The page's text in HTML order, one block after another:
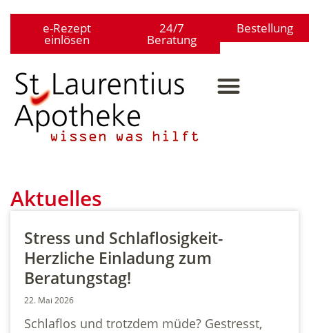
Bestellung
24/7
Beratung
e-Rezept
einlösen
Aktuelles
Stress und Schlaflosigkeit-
Herzliche Einladung zum
Beratungstag!
22. Mai 2026
Schlaflos und trotzdem müde? Gestresst,